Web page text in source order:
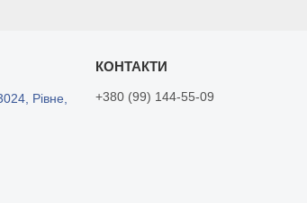
Рівне,
+380 (99) 144-55-09